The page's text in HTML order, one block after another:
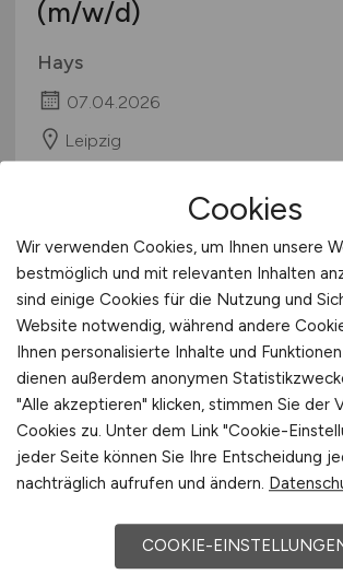
(m/w/d)
Hays
07.04.2026
Leipzig
Facharzt Kinder- und
Jugendmedizin(m/w/d)
Hays
Cookies
Wir verwenden Cookies, um Ihnen unsere
bestmöglich und mit relevanten Inhalten
sind einige Cookies für die Nutzung und
Website notwendig, während andere
Ihnen personalisierte Inhalte und
dienen außerdem anonymen
"Alle akzeptieren" klicken, stimmen Sie der
Cookies zu. Unter dem Link "Cookie-
jeder Seite können Sie Ihre Entscheidung
nachträglich aufrufen und ändern.
COOKIE-